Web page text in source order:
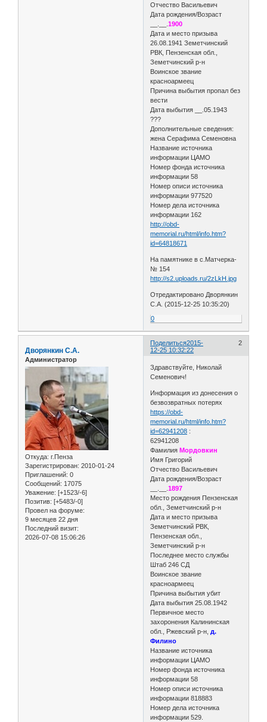
Отчество Васильевич
Дата рождения/Возраст
__.__.1900
Дата и место призыва
26.08.1941 Земетчинский
РВК, Пензенская обл.,
Земетчинский р-н
Воинское звание
красноармеец
Причина выбытия пропал без
вести
Дата выбытия __.05.1943
???
Дополнительные сведения:
жена Серафима Семеновна
Название источника
информации ЦАМО
Номер фонда источника
информации 58
Номер описи источника
информации 977520
Номер дела источника
информации 162
http://obd-
memorial.ru/html/info.htm?
id=64818671
На памятнике в с.Матчерка-
№ 154
http://s2.uploads.ru/2zLkH.jpg
Отредактировано Дворянкин
С.А. (2015-12-25 10:35:20)
0
Поделиться 2
2015-
12-25 10:32:22
Дворянкин С.А.
Администратор
Откуда: г.Пенза
Зарегистрирован: 2010-01-24
Приглашений: 0
Сообщений: 17075
Уважение: [+1523/-6]
Позитив: [+5483/-0]
Провел на форуме:
9 месяцев 22 дня
Последний визит:
2026-07-08 15:06:26
Здравствуйте, Николай
Семенович!
Информация из донесения о
безвозвратных потерях
https://obd-
memorial.ru/html/info.htm?
id=62941208 :
62941208
Фамилия Мордовкин
Имя Григорий
Отчество Васильевич
Дата рождения/Возраст
__.__.1897
Место рождения Пензенская
обл., Земетчинский р-н
Дата и место призыва
Земетчинский РВК,
Пензенская обл.,
Земетчинский р-н
Последнее место службы
Штаб 246 СД
Воинское звание
красноармеец
Причина выбытия убит
Дата выбытия 25.08.1942
Первичное место
захоронения Калининская
обл., Ржевский р-н, д.
Филино
Название источника
информации ЦАМО
Номер фонда источника
информации 58
Номер описи источника
информации 818883
Номер дела источника
информации 529.